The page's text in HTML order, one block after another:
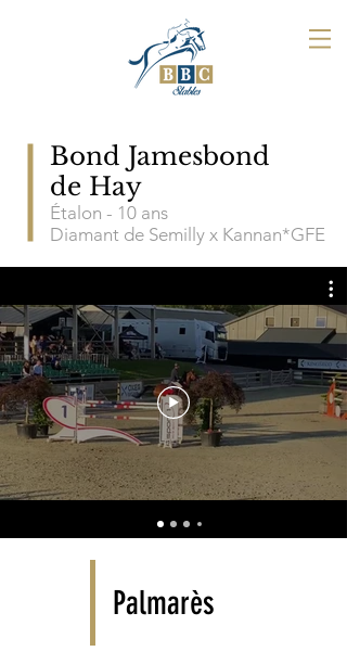
Bond Jamesbond
de Hay
Étalon - 10 ans
Diamant de Semilly x Kannan*GFE
Palmarès